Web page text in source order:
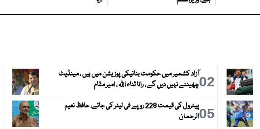
02آزاد کشمیر میں حکومت بنانیکی پوزیشن میں ہیں ، مینڈیٹ
چھیننے نہیں دیں گے ، رانا ثناء اللہ ، امیر مقام
05
پیٹرول کی قیمت 228 روپے فی لیٹر کی جائے، حافظ نعیم
الرحمان